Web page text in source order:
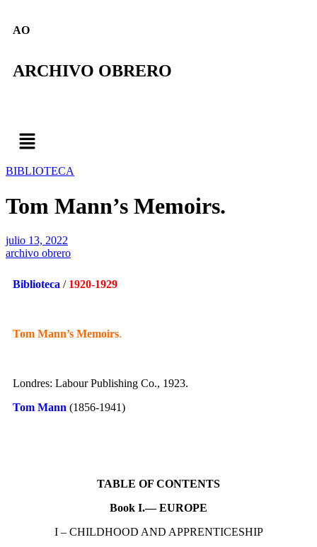
AO
ARCHIVO OBRERO
BIBLIOTECA
Tom Mann’s Memoirs.
julio 13, 2022
archivo obrero
Biblioteca / 1920-1929
Tom Mann’s Memoirs.
Londres: Labour Publishing Co., 1923.
Tom Mann (1856-1941)
TABLE OF CONTENTS
Book I.— EUROPE
I – CHILDHOOD AND APPRENTICESHIP